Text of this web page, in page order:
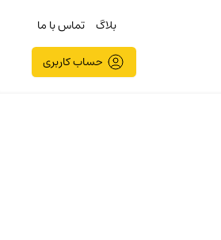
بلاگ تماس با ما
حساب کاربری